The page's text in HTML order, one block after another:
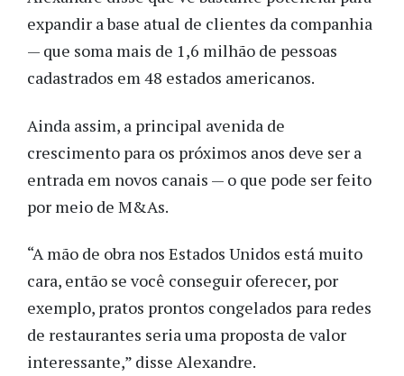
expandir a base atual de clientes da companhia
— que soma mais de 1,6 milhão de pessoas
cadastrados em 48 estados americanos.
Ainda assim, a principal avenida de
crescimento para os próximos anos deve ser a
entrada em novos canais — o que pode ser feito
por meio de M&As.
“A mão de obra nos Estados Unidos está muito
cara, então se você conseguir oferecer, por
exemplo, pratos prontos congelados para redes
de restaurantes seria uma proposta de valor
interessante,” disse Alexandre.